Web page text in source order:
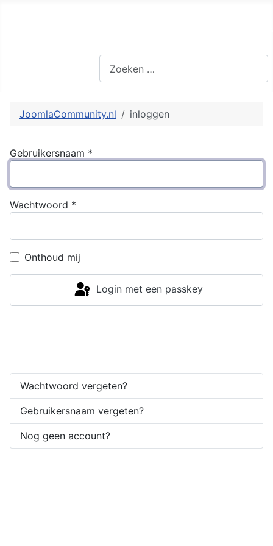
JoomlaCommunity.nl inloggen
Gebruikersnaam *
Wachtwoord *
Onthoud mij
Login met een passkey
Wachtwoord vergeten?
Gebruikersnaam vergeten?
Nog geen account?